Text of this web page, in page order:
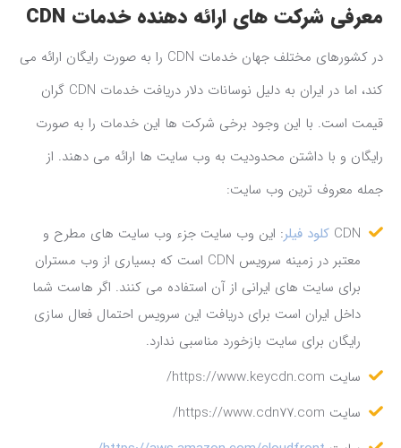
معرفی شرکت های ارائه دهنده خدمات CDN
در کشورهای مختلف جهان خدمات CDN را به صورت رایگان ارائه می
کند، اما در ایران به دلیل نوسانات دلار دریافت خدمات CDN گران
قیمت است. با این وجود برخی شرکت ها این خدمات را به صورت
رایگان و با داشتن محدودیت به وب سایت ها ارائه می دهند. از
جمله معروف ترین وب سایت:
CDN کلود فیلر: این وب سایت جزء وب سایت های مطرح و
معتبر در زمینه سرویس CDN است که بسیاری از وب مستران
برای سایت های ایرانی از آن استفاده می کنند. اگر هاست شما
داخل ایران است برای دریافت این سرویس احتمال فعال سازی
رایگان برای سایت بازخورد مناسبی ندارد.
سایت https://www.keycdn.com/
سایت https://www.cdn77.com/